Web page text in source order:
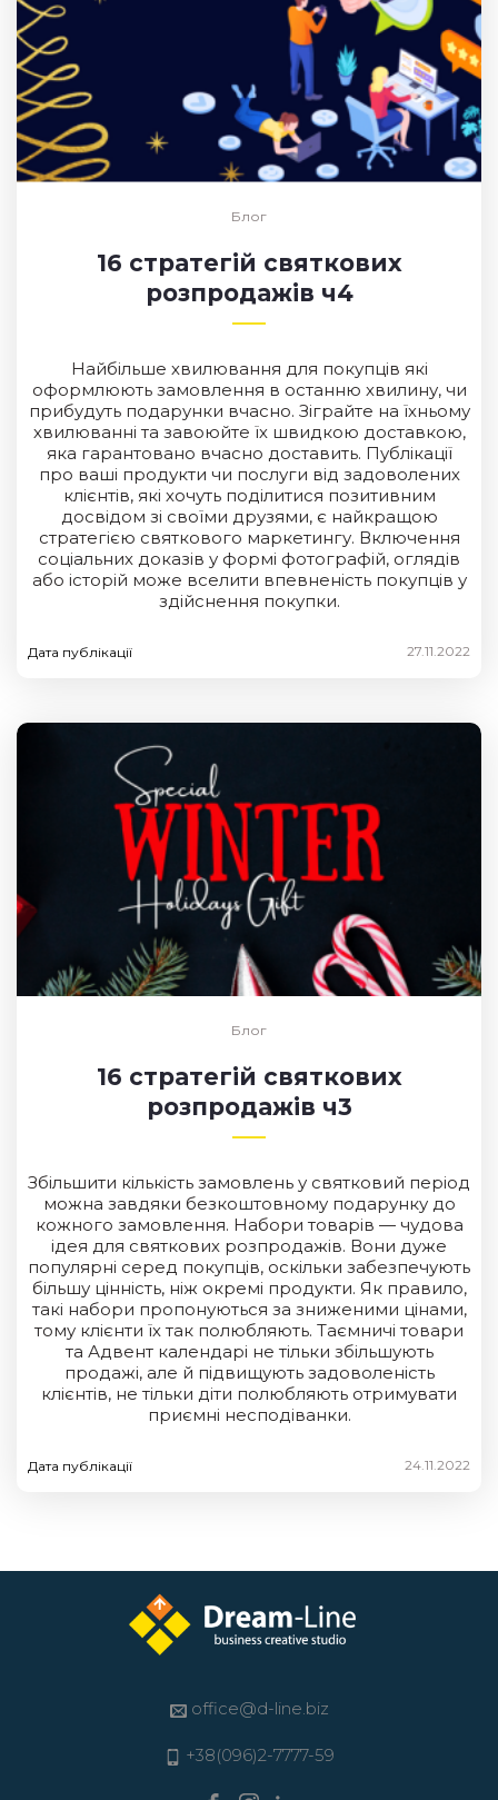
Блог
16 стратегій святкових
розпродажів ч4
Найбільше хвилювання для покупців які
оформлюють замовлення в останню хвилину, чи
прибудуть подарунки вчасно. Зіграйте на їхньому
хвилюванні та завоюйте їх швидкою доставкою,
яка гарантовано вчасно доставить. Публікації
про ваші продукти чи послуги від задоволених
клієнтів, які хочуть поділитися позитивним
досвідом зі своїми друзями, є найкращою
стратегією святкового маркетингу. Включення
соціальних доказів у формі фотографій, оглядів
або історій може вселити впевненість покупців у
здійснення покупки.
Дата публікації 27.11.2022
Блог
16 стратегій святкових
розпродажів ч3
Збільшити кількість замовлень у святковий період
можна завдяки безкоштовному подарунку до
кожного замовлення. Набори товарів — чудова
ідея для святкових розпродажів. Вони дуже
популярні серед покупців, оскільки забезпечують
більшу цінність, ніж окремі продукти. Як правило,
такі набори пропонуються за зниженими цінами,
тому клієнти їх так полюбляють. Таємничі товари
та Адвент календарі не тільки збільшують
продажі, але й підвищують задоволеність
клієнтів, не тільки діти полюбляють отримувати
приємні несподіванки.
Дата публікації 24.11.2022
office@d-line.biz
+38(096)2-7777-59